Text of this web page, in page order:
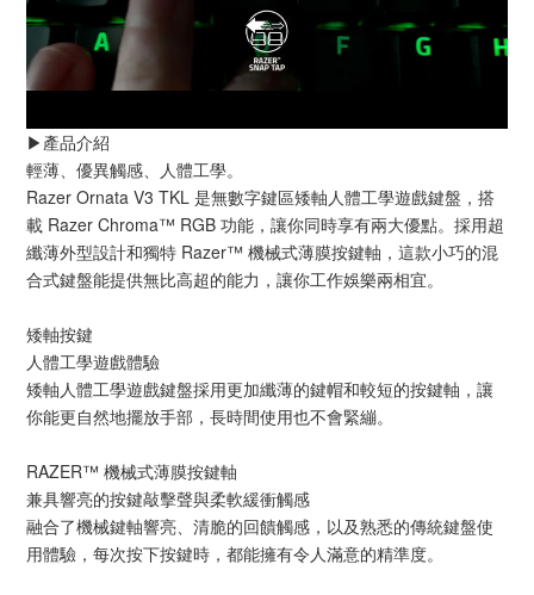
▶️產品介紹
輕薄、優異觸感、人體工學。
Razer Ornata V3 TKL 是無數字鍵區矮軸人體工學遊戲鍵盤，搭
載 Razer Chroma™ RGB 功能，讓你同時享有兩大優點。採用超
纖薄外型設計和獨特 Razer™ 機械式薄膜按鍵軸，這款小巧的混
合式鍵盤能提供無比高超的能力，讓你工作娛樂兩相宜。
矮軸按鍵
人體工學遊戲體驗
矮軸人體工學遊戲鍵盤採用更加纖薄的鍵帽和較短的按鍵軸，讓
你能更自然地擺放手部，長時間使用也不會緊繃。
RAZER™ 機械式薄膜按鍵軸
兼具響亮的按鍵敲擊聲與柔軟緩衝觸感
融合了機械鍵軸響亮、清脆的回饋觸感，以及熟悉的傳統鍵盤使
用體驗，每次按下按鍵時，都能擁有令人滿意的精準度。